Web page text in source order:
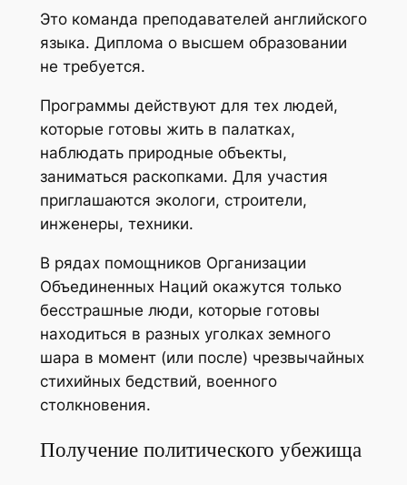
Это команда преподавателей английского
языка. Диплома о высшем образовании
не требуется.
Программы действуют для тех людей,
которые готовы жить в палатках,
наблюдать природные объекты,
заниматься раскопками. Для участия
приглашаются экологи, строители,
инженеры, техники.
В рядах помощников Организации
Объединенных Наций окажутся только
бесстрашные люди, которые готовы
находиться в разных уголках земного
шара в момент (или после) чрезвычайных
стихийных бедствий, военного
столкновения.
Получение политического убежища